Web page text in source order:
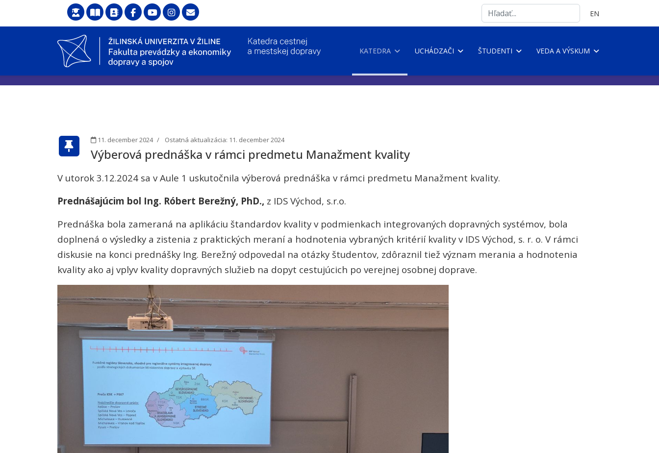
Search
...
Vyberte váš jazyk
EN
KATEDRA UCHÁDZAČI ŠTUDENTI VEDA A VÝSKUM
11. december 2024 Ostatná aktualizácia: 11. december 2024
Výberová prednáška v rámci predmetu Manažment kvality
V utorok 3.12.2024 sa v Aule 1 uskutočnila výberová prednáška v rámci predmetu Manažment kvality.
Prednášajúcim bol Ing. Róbert Berežný, PhD., z IDS Východ, s.r.o.
Prednáška bola zameraná na aplikáciu štandardov kvality v podmienkach integrovaných dopravných systémov, bola
doplnená o výsledky a zistenia z praktických meraní a hodnotenia vybraných kritérií kvality v IDS Východ, s. r. o. V rámci
diskusie na konci prednášky Ing. Berežný odpovedal na otázky študentov, zdôraznil tiež význam merania a hodnotenia
kvality ako aj vplyv kvality dopravných služieb na dopyt cestujúcich po verejnej osobnej doprave.